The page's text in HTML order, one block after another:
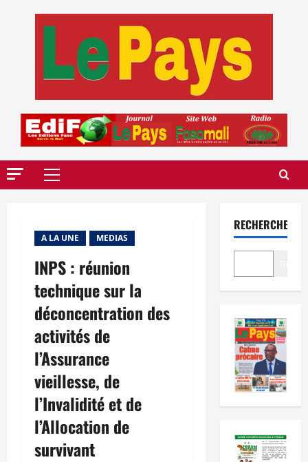
Menu
A LA UNE MEDIAS
INPS : réunion
technique sur la
déconcentration des
activités de
l’Assurance
vieillesse, de
l’Invalidité et de
l’Allocation de
survivant
RECHERCHER